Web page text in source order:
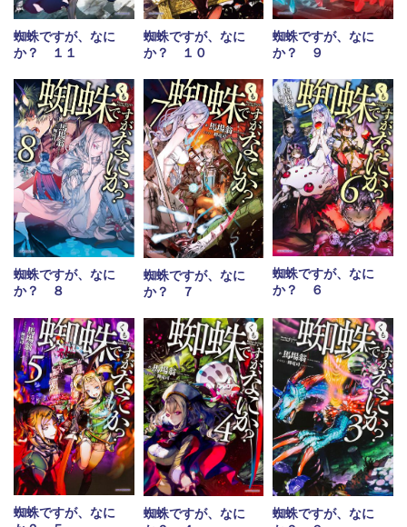
蜘蛛ですが、なに
か？ １１
蜘蛛ですが、なに
か？ １０
蜘蛛ですが、なに
か？ ９
蜘蛛ですが、なに
か？ ８
蜘蛛ですが、なに
か？ ７
蜘蛛ですが、なに
か？ ６
蜘蛛ですが、なに
蜘蛛ですが、なに
蜘蛛ですが、なに